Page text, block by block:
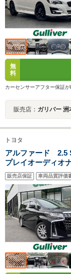
無
料
カーセンサーアフター保証
販売店： ガリバー
トヨタ
アルファード 2.5
プレイオーディオ
ー/Bカメラ/デジタ
ーシート/シートヒ
ドア/パワーバック
販売店保証 車両品質評価